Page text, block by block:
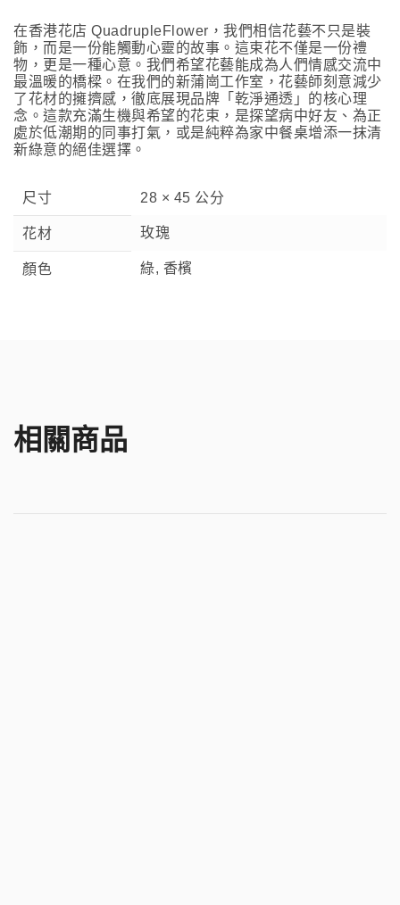
在香港花店 QuadrupleFlower，我們相信花藝不只是裝
飾，而是一份能觸動心靈的故事。這束花不僅是一份禮
物，更是一種心意。我們希望花藝能成為人們情感交流中
最溫暖的橋樑。在我們的新蒲崗工作室，花藝師刻意減少
了花材的擁擠感，徹底展現品牌「乾淨通透」的核心理
念。這款充滿生機與希望的花束，是探望病中好友、為正
處於低潮期的同事打氣，或是純粹為家中餐桌增添一抹清
新綠意的絕佳選擇。
尺寸 28 × 45 公分
花材 玫瑰
顏色 綠, 香檳
相關商品